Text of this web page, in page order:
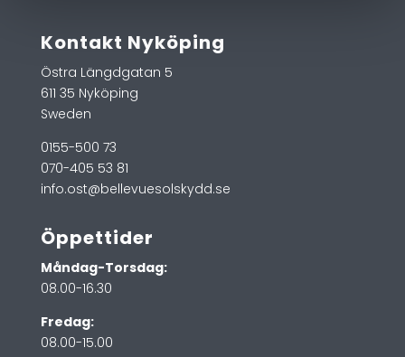
Kontakt Nyköping
Östra Längdgatan 5
611 35 Nyköping
Sweden
0155-500 73
070-405 53 81
info.ost@bellevuesolskydd.se
Öppettider
Måndag-Torsdag:
08.00-16.30
Fredag:
08.00-15.00